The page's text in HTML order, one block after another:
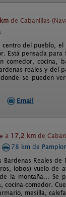
de Cabanillas
del pueblo,
Está pensada
comedor, cocina,
reales y del
se pueden
Email
a 17,2 km de
78 km de
Reales
lobos) vuelo de
montaña... Se
comedor.
mesilla,